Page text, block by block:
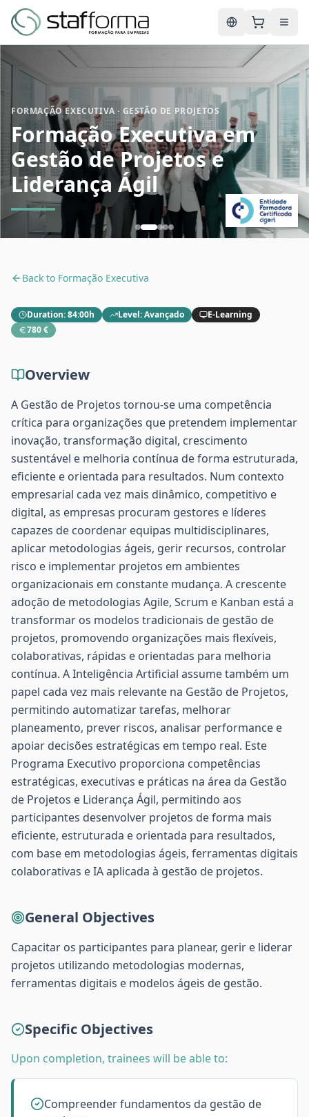
English
FORMAÇÃO EXECUTIVA · GESTÃO DE PROJETOS
Formação Executiva em
Gestão de Projetos e
Liderança Ágil
Back to Formação Executiva
Duration:84:00h Level:Avançado
E-Learning
780 €
Overview
A Gestão de Projetos tornou-se uma competência
crítica para organizações que pretendem implementar
inovação, transformação digital, crescimento
sustentável e melhoria contínua de forma estruturada,
eficiente e orientada para resultados. Num contexto
empresarial cada vez mais dinâmico, competitivo e
digital, as empresas procuram gestores e líderes
capazes de coordenar equipas multidisciplinares,
aplicar metodologias ágeis, gerir recursos, controlar
risco e implementar projetos em ambientes
organizacionais em constante mudança. A crescente
adoção de metodologias Agile, Scrum e Kanban está a
transformar os modelos tradicionais de gestão de
projetos, promovendo organizações mais flexíveis,
colaborativas, rápidas e orientadas para melhoria
contínua. A Inteligência Artificial assume também um
papel cada vez mais relevante na Gestão de Projetos,
permitindo automatizar tarefas, melhorar
planeamento, prever riscos, analisar performance e
apoiar decisões estratégicas em tempo real. Este
Programa Executivo proporciona competências
estratégicas, executivas e práticas na área da Gestão
de Projetos e Liderança Ágil, permitindo aos
participantes desenvolver projetos de forma mais
eficiente, estruturada e orientada para resultados,
com base em metodologias ágeis, ferramentas digitais
colaborativas e IA aplicada à gestão de projetos.
General Objectives
Capacitar os participantes para planear, gerir e liderar
projetos utilizando metodologias modernas,
ferramentas digitais e modelos ágeis de gestão.
Specific Objectives
Upon completion, trainees will be able to:
Compreender fundamentos da gestão de